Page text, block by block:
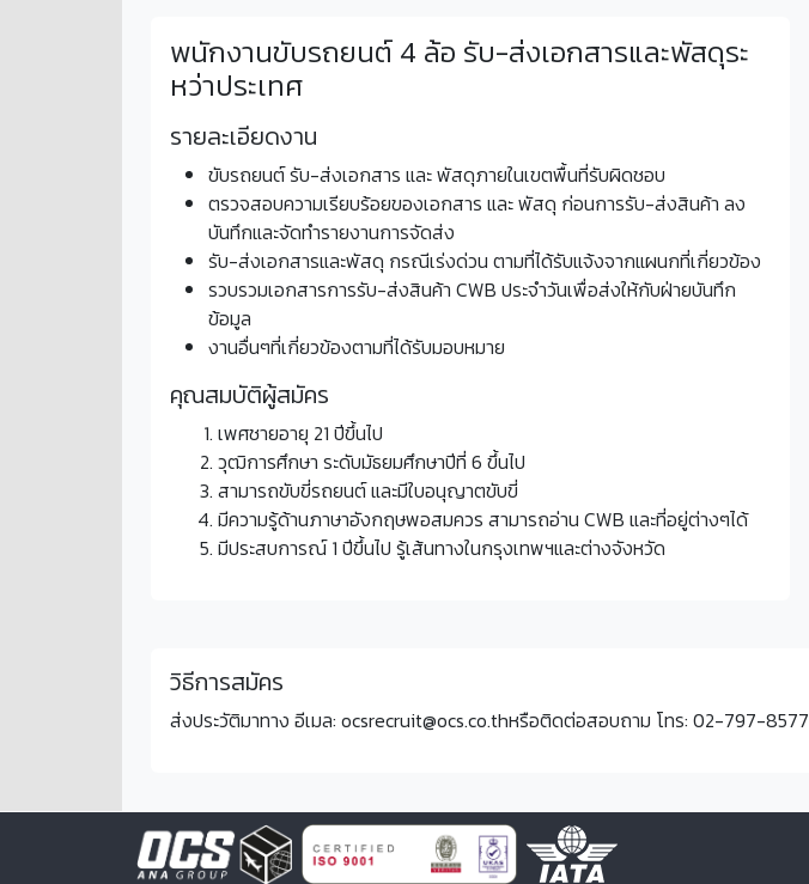
พนักงานขับรถยนต์ 4 ล้อ รับ-ส่งเอกสารและพัสดุระ
หว่าประเทศ
รายละเอียดงาน
ขับรถยนต์ รับ-ส่งเอกสาร และ พัสดุภายในเขตพื้นที่รับผิดชอบ
ตรวจสอบความเรียบร้อยของเอกสาร และ พัสดุ ก่อนการรับ-ส่งสินค้า ลง
บันทึกและจัดทำรายงานการจัดส่ง
รับ-ส่งเอกสารและพัสดุ กรณีเร่งด่วน ตามที่ได้รับแจ้งจากแผนกที่เกี่ยวข้อง
รวบรวมเอกสารการรับ-ส่งสินค้า CWB ประจำวันเพื่อส่งให้กับฝ่ายบันทึก
ข้อมูล
งานอื่นๆที่เกี่ยวข้องตามที่ได้รับมอบหมาย
คุณสมบัติผู้สมัคร
เพศชายอายุ 21 ปีขึ้นไป
วุฒิการศึกษา ระดับมัธยมศึกษาปีที่ 6 ขึ้นไป
สามารถขับขี่รถยนต์ และมีใบอนุญาตขับขี่
มีความรู้ด้านภาษาอังกฤษพอสมควร สามารถอ่าน CWB และที่อยู่ต่างๆได้
มีประสบการณ์ 1 ปีขึ้นไป รู้เส้นทางในกรุงเทพฯและต่างจังหวัด
วิธีการสมัคร
ส่งประวัติมาทาง อีเมล: ocsrecruit@ocs.co.thหรือติดต่อสอบถาม โทร: 02-797-8577